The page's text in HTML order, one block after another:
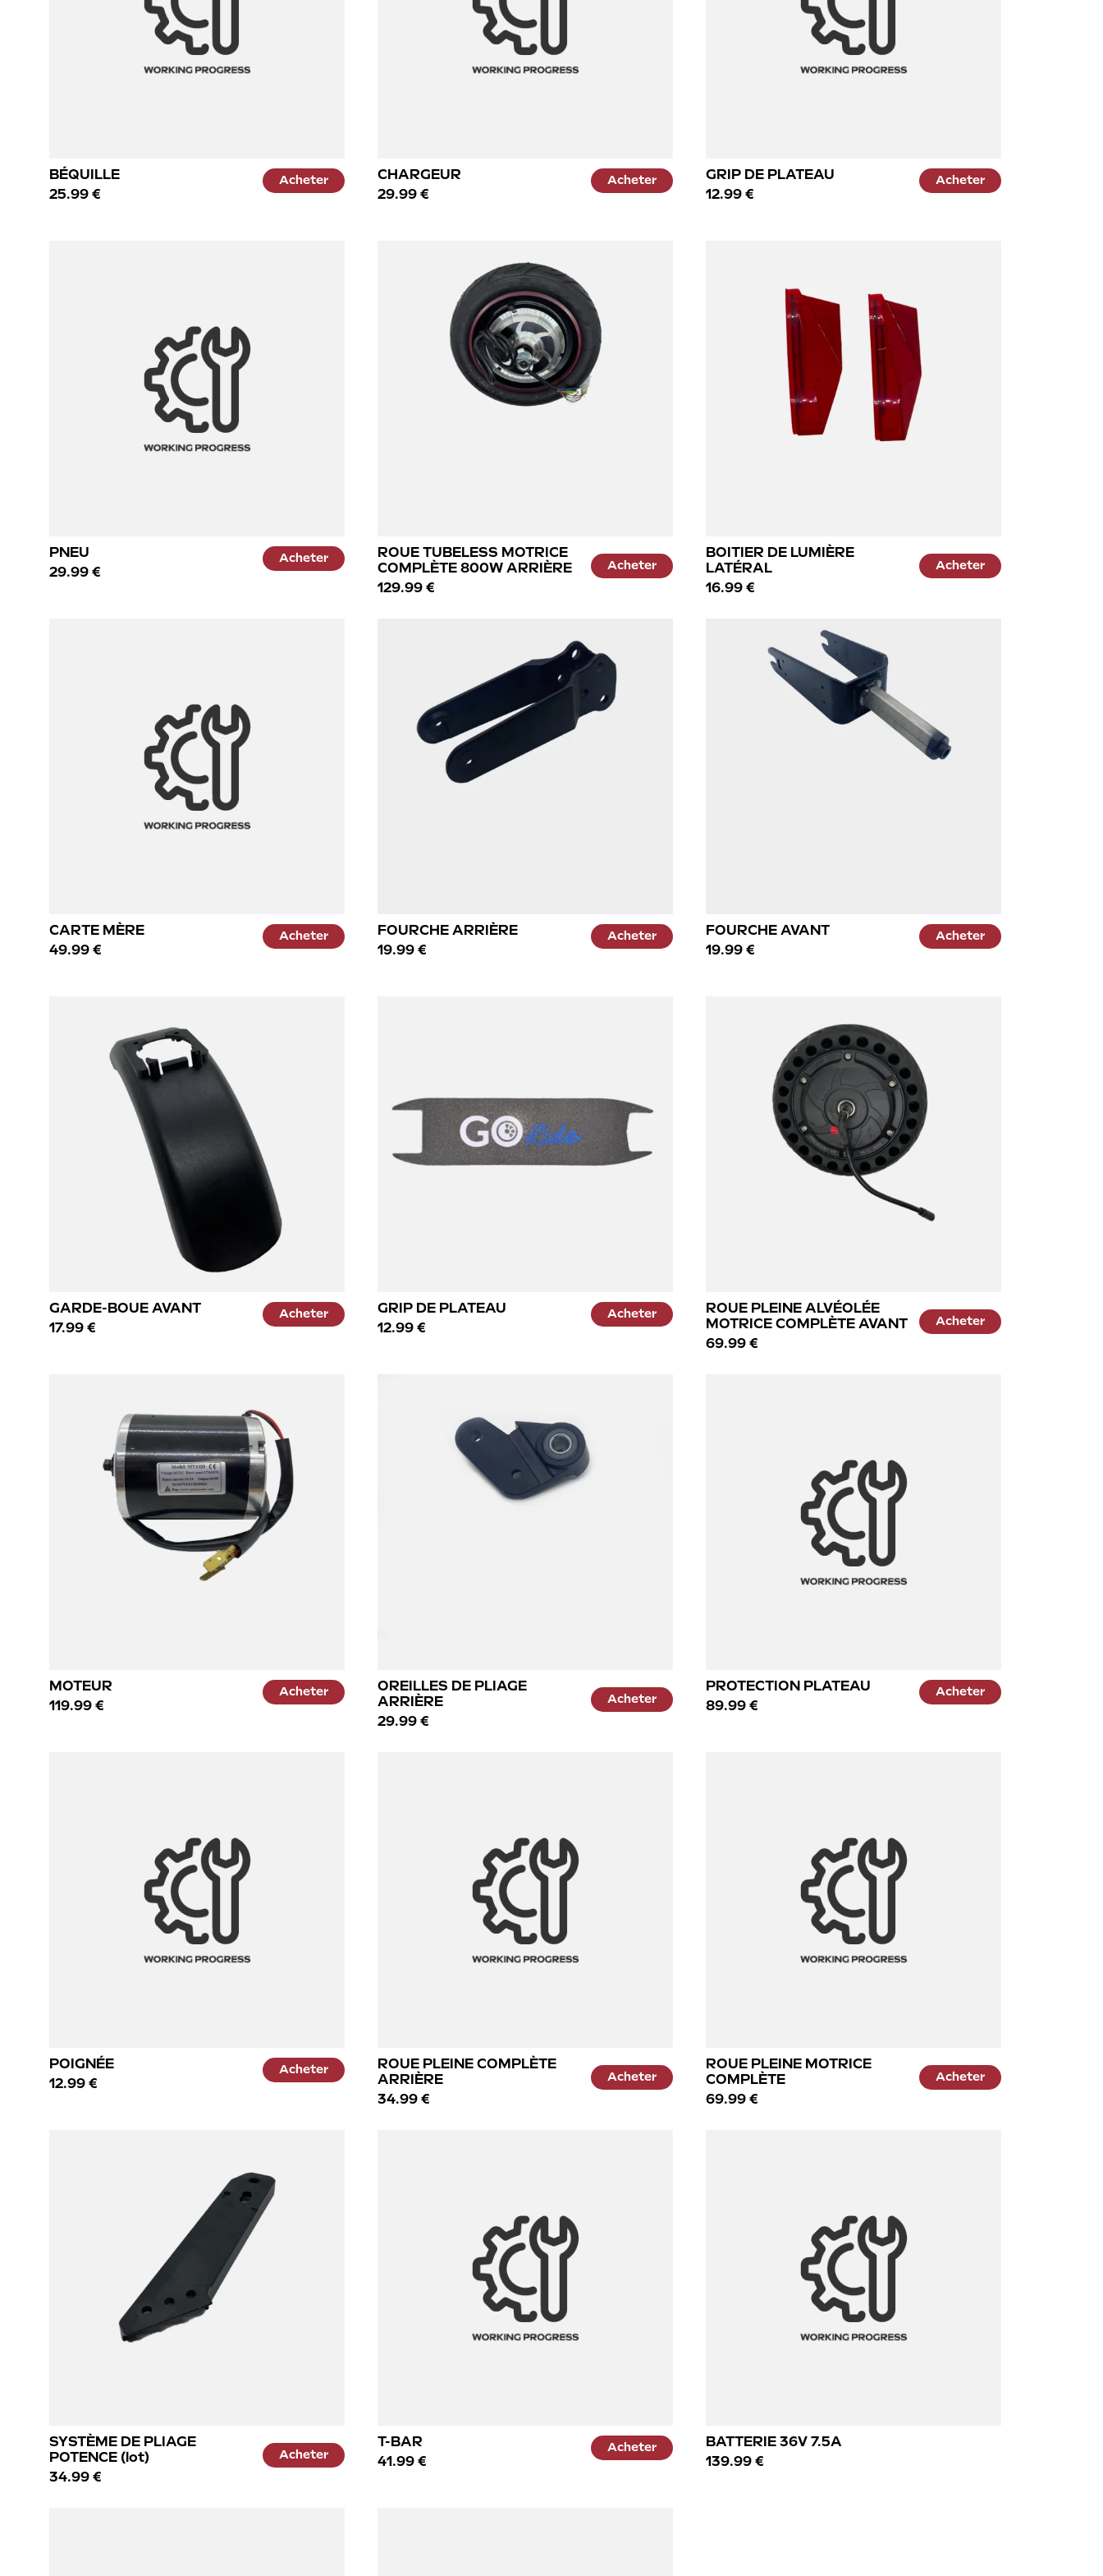
BÉQUILLE
25.99 €
Acheter
CHARGEUR
29.99 €
Acheter
GRIP DE PLATEAU
12.99 €
Acheter
PNEU
29.99 €
Acheter
ROUE TUBELESS MOTRICE
COMPLÈTE 800W ARRIÈRE
129.99 €
Acheter
BOITIER DE LUMIÈRE
LATÉRAL
16.99 €
Acheter
CARTE MÈRE
49.99 €
Acheter
FOURCHE ARRIÈRE
19.99 €
Acheter
FOURCHE AVANT
19.99 €
Acheter
GARDE-BOUE AVANT
17.99 €
Acheter
GRIP DE PLATEAU
12.99 €
Acheter
ROUE PLEINE ALVÉOLÉE
MOTRICE COMPLÈTE AVANT
69.99 €
Acheter
MOTEUR
119.99 €
Acheter
OREILLES DE PLIAGE
ARRIÈRE
29.99 €
Acheter
PROTECTION PLATEAU
89.99 €
Acheter
POIGNÉE
12.99 €
Acheter
ROUE PLEINE COMPLÈTE
ARRIÈRE
34.99 €
Acheter
ROUE PLEINE MOTRICE
COMPLÈTE
69.99 €
Acheter
SYSTÈME DE PLIAGE
POTENCE (lot)
34.99 €
Acheter
T-BAR
41.99 €
Acheter
BATTERIE 36V 7.5A
139.99 €